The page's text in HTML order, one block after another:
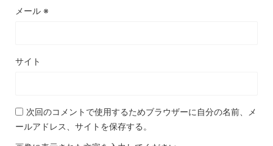
メール ※
サイト
次回のコメントで使用するためブラウザーに自分の名前、メ
ールアドレス、サイトを保存する。